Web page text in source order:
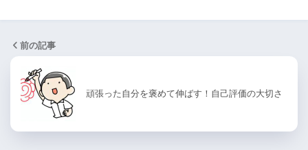
前の記事
頑張った自分を褒めて伸ばす！自己評価の大切さ